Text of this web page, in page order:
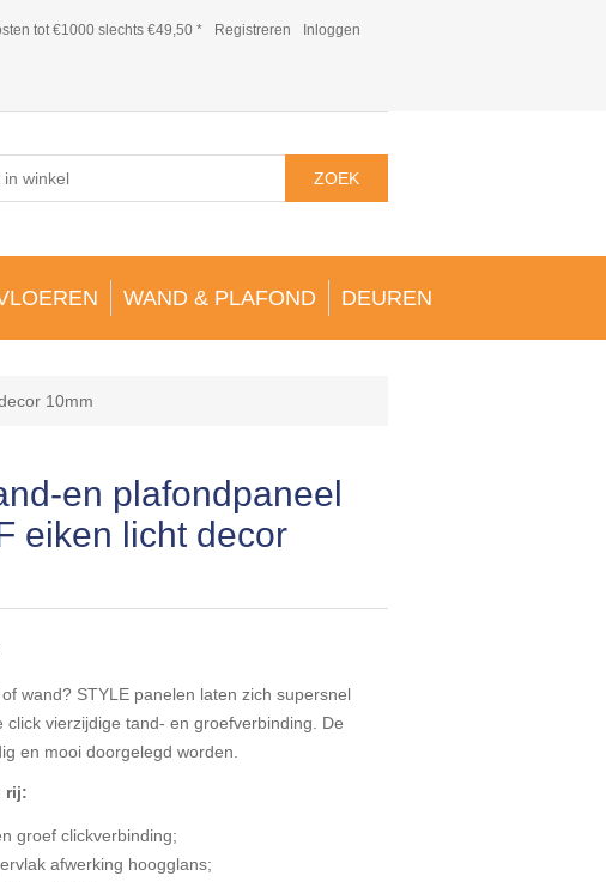
tot €1000 slechts €49,50 * Registreren Inloggen
ZOEK
WAND & PLAFOND DEUREN
10mm
en plafondpaneel
eiken licht decor
wand? STYLE panelen laten zich supersnel
click vierzijdige tand- en groefverbinding. De
en mooi doorgelegd worden.
rij:
groef clickverbinding;
afwerking hoogglans;